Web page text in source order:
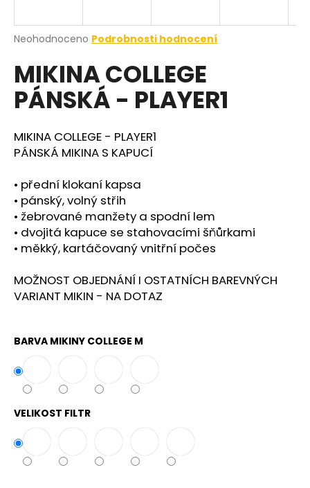
Průměrné
produktu
je
0,0
hvězdiček.
Neohodnoceno Podrobnosti hodnocení
MIKINA COLLEGE
PÁNSKÁ - PLAYER1
MIKINA COLLEGE - PLAYER1
PÁNSKÁ MIKINA S KAPUCÍ
• přední klokaní kapsa
• pánský, volný střih
• žebrované manžety a spodní lem
• dvojitá kapuce se stahovacími šňůrkami
• měkký, kartáčovaný vnitřní počes
MOŽNOST OBJEDNÁNÍ I OSTATNÍCH BAREVNÝCH
VARIANT MIKIN - NA DOTAZ
BARVA MIKINY COLLEGE M
VELIKOST FILTR
j
t
?
HLEDAT